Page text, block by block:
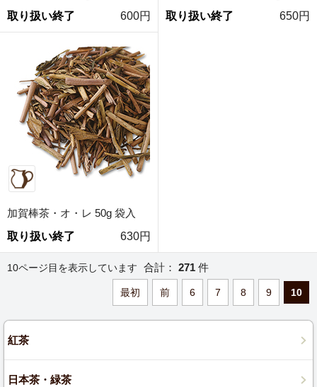
取り扱い終了
600円
取り扱い終了
650円
加賀棒茶・オ・レ 50g 袋入
取り扱い終了
630円
10ページ目を表示しています 合計： 271 件
最初 前 6 7 8 9 10
紅茶
日本茶・緑茶